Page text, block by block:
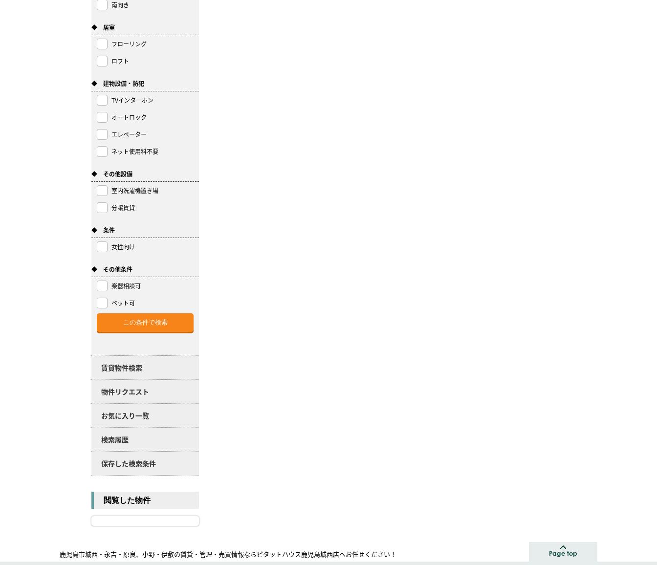
南向き
◆ 居室
フローリング
ロフト
◆ 建物設備・防犯
TVインターホン
オートロック
エレベーター
ネット使用料不要
◆ その他設備
室内洗濯機置き場
分譲賃貸
◆ 条件
女性向け
◆ その他条件
楽器相談可
ペット可
賃貸物件検索
物件リクエスト
お気に入り一覧
検索履歴
保存した検索条件
閲覧した物件
鹿児島市城西・永吉・原良、小野・伊敷の賃貸・管理・売買情報ならピタットハウス鹿児島城西店へお任せください！